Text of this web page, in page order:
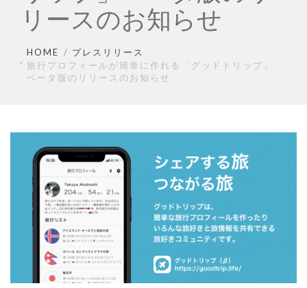
リースのお知らせ
HOME
プレスリリース
旅行プロフィールが簡単に作れる「グッドトリップ」
ベータ版のリリースのお知らせ